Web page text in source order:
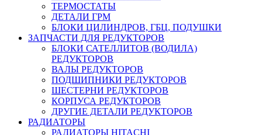
ТЕРМОСТАТЫ
ДЕТАЛИ ГРМ
БЛОКИ ЦИЛИНДРОВ, ГБЦ, ПОДУШКИ
ЗАПЧАСТИ ДЛЯ РЕДУКТОРОВ
БЛОКИ САТЕЛЛИТОВ (ВОДИЛА)
РЕДУКТОРОВ
ВАЛЫ РЕДУКТОРОВ
ПОДШИПНИКИ РЕДУКТОРОВ
ШЕСТЕРНИ РЕДУКТОРОВ
КОРПУСА РЕДУКТОРОВ
ДРУГИЕ ДЕТАЛИ РЕДУКТОРОВ
РАДИАТОРЫ
РАДИАТОРЫ HITACHI